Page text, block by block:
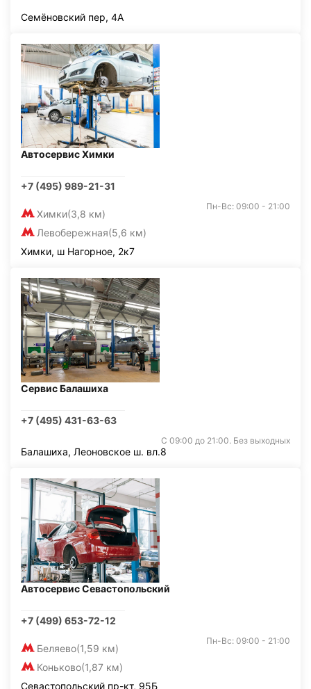
Семёновский пер, 4А
Автосервис Химки
+7 (495) 989-21-31
Химки(3,8 км)
Левобережная(5,6 км)
Пн-Вс: 09:00 - 21:00
Химки, ш Нагорное, 2к7
Сервис Балашиха
+7 (495) 431-63-63
С 09:00 до 21:00. Без выходных
Балашиха, Леоновское ш. вл.8
Автосервис Севастопольский
+7 (499) 653-72-12
Беляево(1,59 км)
Коньково(1,87 км)
Пн-Вс: 09:00 - 21:00
Севастопольский пр-кт, 95Б